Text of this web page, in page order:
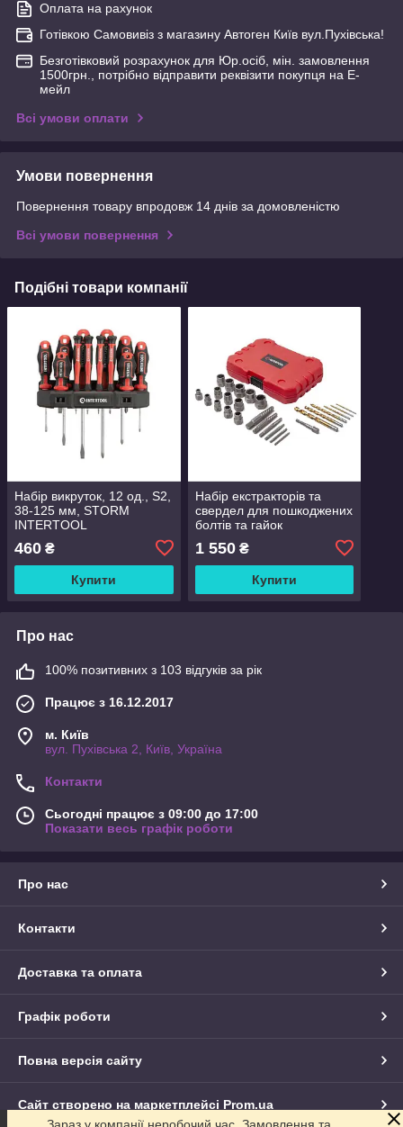
Оплата на рахунок
Готівкою Самовивіз з магазину Автоген Київ вул.Пухівська!
Безготівковий розрахунок для Юр.осіб, мін. замовлення
1500грн., потрібно відправити реквізити покупця на Е-
мейл
Всі умови оплати
Умови повернення
Повернення товару впродовж 14 днів за домовленістю
Всі умови повернення
Подібні товари компанії
Набір викруток, 12 од., S2,
38-125 мм, STORM
INTERTOOL
460 ₴
Купити
Набір екстракторів та
свердел для пошкоджених
болтів та гайок
1 550₴
Купити
Про нас
100% позитивних з 103 відгуків за рік
Працює з 16.12.2017
м. Київ
вул. Пухівська 2, Київ, Україна
Контакти
Сьогодні працює з 09:00 до 17:00
Показати весь графік роботи
Про нас
Контакти
Доставка та оплата
Графік роботи
Повна версія сайту
Сайт створено на маркетплейсі Prom.ua